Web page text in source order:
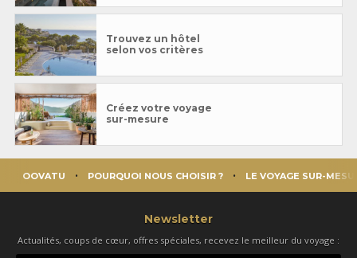
Trouvez un hôtel
selon vos critères
Créez votre voyage
sur-mesure
OOVATU POURQUOI NOUS CHOISIR ? LE VOYAGE SUR-
Newsletter
Actualités, coups de cœur, offres spéciales, recevez le meilleur du voyage :